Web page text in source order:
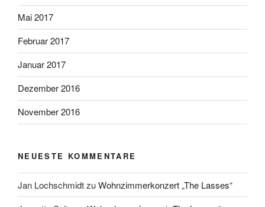
Mai 2017
Februar 2017
Januar 2017
Dezember 2016
November 2016
NEUESTE KOMMENTARE
Jan LochschmidtzuWohnzimmerkonzert „The Lasses“